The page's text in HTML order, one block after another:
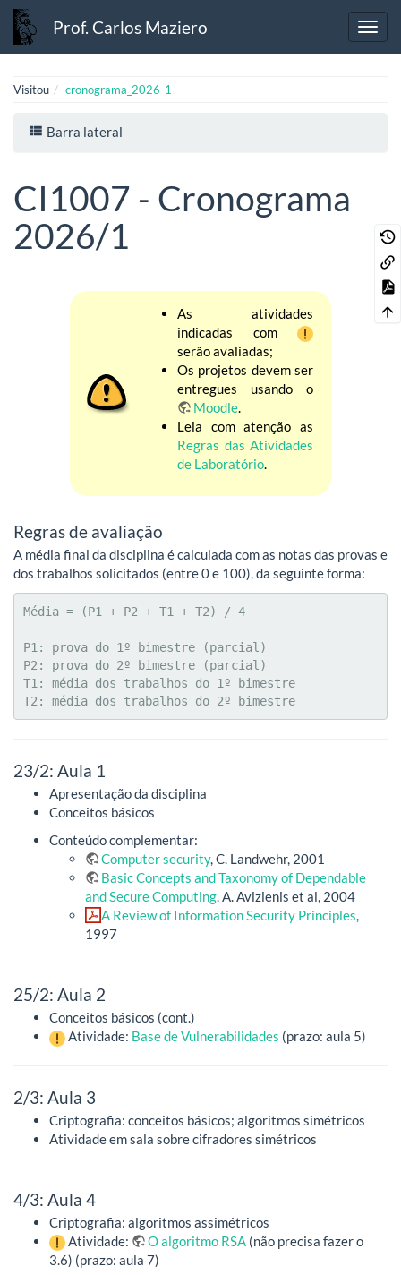
Prof. Carlos Maziero
Visitou cronograma_2026-1
Barra lateral
CI1007 - Cronograma
2026/1
As atividades
indicadas com
serão avaliadas;
Os projetos devem ser
entregues usando o
Moodle.
Leia com atenção as
Regras das Atividades
de Laboratório.
Regras de avaliação
A média final da disciplina é calculada com as notas das provas e
dos trabalhos solicitados (entre 0 e 100), da seguinte forma:
Média = (P1 + P2 + T1 + T2) / 4
P1: prova do 1º bimestre (parcial)
P2: prova do 2º bimestre (parcial)
T1: média dos trabalhos do 1º bimestre
T2: média dos trabalhos do 2º bimestre
23/2: Aula 1
Apresentação da disciplina
Conceitos básicos
Conteúdo complementar:
Computer security, C. Landwehr, 2001
Basic Concepts and Taxonomy of Dependable
and Secure Computing. A. Avizienis et al, 2004
A Review of Information Security Principles,
1997
25/2: Aula 2
Conceitos básicos (cont.)
Atividade: Base de Vulnerabilidades (prazo: aula 5)
2/3: Aula 3
Criptografia: conceitos básicos; algoritmos simétricos
Atividade em sala sobre cifradores simétricos
4/3: Aula 4
Criptografia: algoritmos assimétricos
Atividade:
O algoritmo RSA (não precisa fazer o
3.6) (prazo: aula 7)